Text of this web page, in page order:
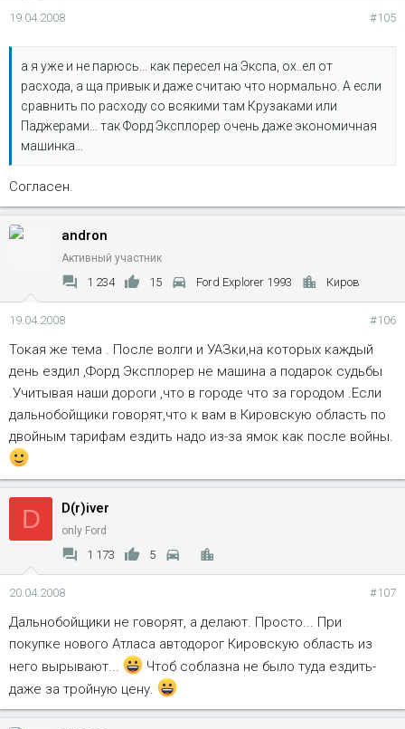
19.04.2008 #105
а я уже и не парюсь... как пересел на Экспа, ох..ел от
расхода, а ща привык и даже считаю что нормально. А если
сравнить по расходу со всякими там Крузаками или
Паджерами... так Форд Эксплорер очень даже экономичная
машинка...
Согласен.
andron
Активный участник
1 234 15 Ford Explorer 1993 Киров
19.04.2008 #106
Токая же тема . После волги и УАЗки,на которых каждый
день ездил ,Форд Эксплорер не машина а подарок судьбы
.Учитывая наши дороги ,что в городе что за городом .Если
дальнобойщики говорят,что к вам в Кировскую область по
двойным тарифам ездить надо из-за ямок как после войны.
D D(r)iver
only Ford
1 173 5
20.04.2008 #107
Дальнобойщики не говорят, а делают. Просто... При
покупке нового Атласа автодорог Кировскую область из
него вырывают...
Чтоб соблазна не было туда ездить-
даже за тройную цену.